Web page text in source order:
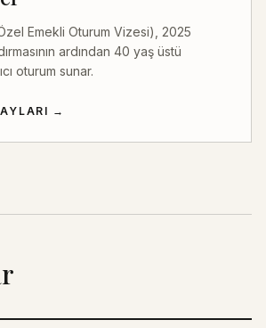
Emekli Oturum Vizesi), 2025
ardından 40 yaş üstü
oturum sunar.
→